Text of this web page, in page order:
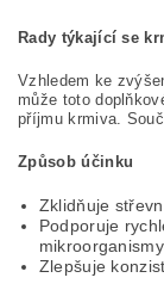
Rady týkající se
Vzhledem ke
může toto
příjmu krmiva.
Způsob účinku
Zklidňuje
Podporuje
mikroorganismy
Zlepšuje